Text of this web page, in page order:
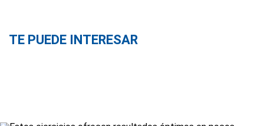
TE PUEDE INTERESAR